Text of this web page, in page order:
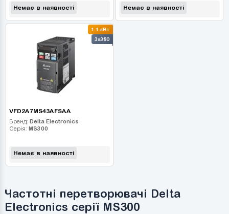
Немає в наявності Немає в наявності
1.1 кВт
3x380
VFD2A7MS43AFSAA
Бренд: Delta Electronics
Серія: MS300
Немає в наявності
Частотні перетворювачі Delta
Electronics серії MS300